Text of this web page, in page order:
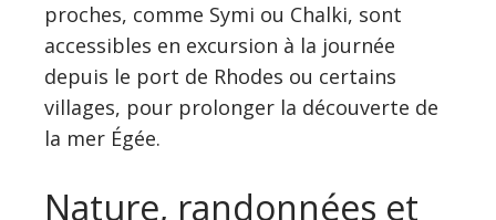
proches, comme Symi ou Chalki, sont
accessibles en excursion à la journée
depuis le port de Rhodes ou certains
villages, pour prolonger la découverte de
la mer Égée.
Nature, randonnées et